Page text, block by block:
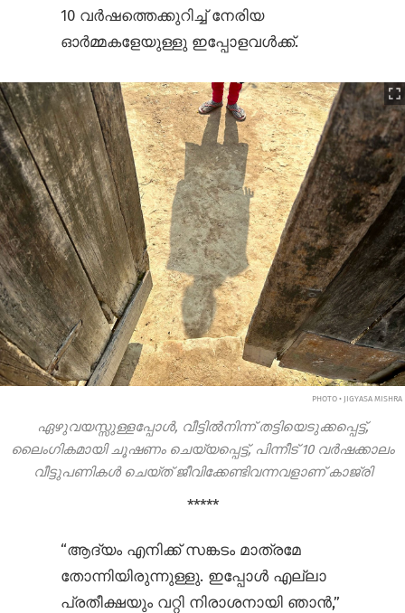
10 വർഷത്തെക്കുറിച്ച് നേരിയ
ഓർമ്മകളേയുള്ളു ഇപ്പോളവൾക്ക്.
PHOTO • JIGYASA MISHRA
ഏഴുവയസ്സുള്ളപ്പോൾ, വീട്ടിൽനിന്ന് തട്ടിയെടുക്കപ്പെട്ട്,
ലൈംഗികമായി ചൂഷണം ചെയ്യപ്പെട്ട്, പിന്നീട് 10 വർഷക്കാലം
വീട്ടുപണികൾ ചെയ്ത് ജീവിക്കേണ്ടിവന്നവളാണ് കാജ്രി
*****
“ആദ്യം എനിക്ക് സങ്കടം മാത്രമേ
തോന്നിയിരുന്നുള്ളു. ഇപ്പോൾ എല്ലാ
പ്രതീക്ഷയും വറ്റി നിരാശനായി ഞാൻ,”